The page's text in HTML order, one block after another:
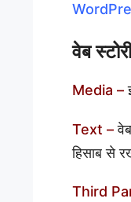
वेब
Media –
Text –
हिसाब से
Third